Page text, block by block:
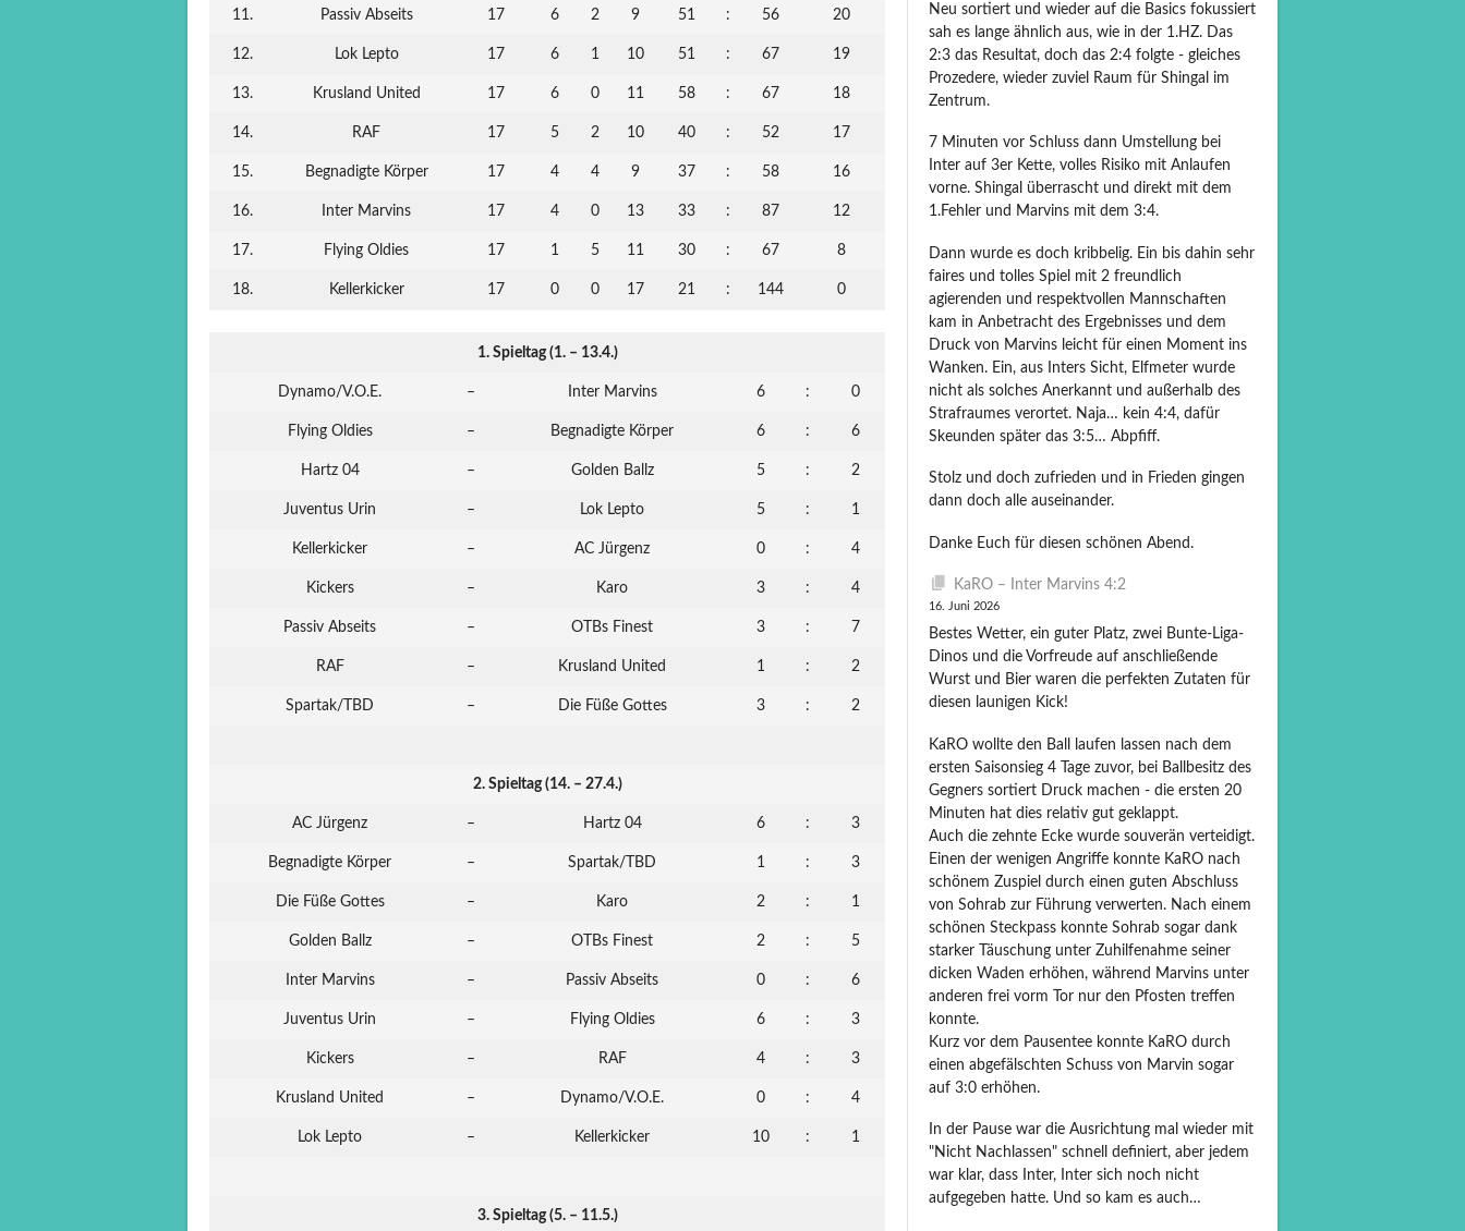
11. Passiv Abseits 17 6 2 9 51 : 56 20
12. Lok Lepto 17 6 1 10 51 : 67 19
13. Krusland United 17 6 0 11 58 : 67 18
14. RAF 17 5 2 10 40 : 52 17
15. Begnadigte Körper 17 4 4 9 37 : 58 16
16. Inter Marvins 17 4 0 13 33 : 87 12
17. Flying Oldies 17 1 5 11 30 : 67 8
18. Kellerkicker 17 0 0 17 21 : 144 0
1. Spieltag (1. – 13.4.)
Dynamo/V.O.E. – Inter Marvins 6 : 0
Flying Oldies – Begnadigte Körper 6 : 6
Hartz 04 – Golden Ballz 5 : 2
Juventus Urin – Lok Lepto 5 : 1
Kellerkicker – AC Jürgenz 0 : 4
Kickers – Karo 3 : 4
Passiv Abseits – OTBs Finest 3 : 7
RAF – Krusland United 1 : 2
Spartak/TBD – Die Füße Gottes 3 : 2
2. Spieltag (14. – 27.4.)
AC Jürgenz – Hartz 04 6 : 3
Begnadigte Körper – Spartak/TBD 1 : 3
Die Füße Gottes – Karo 2 : 1
Golden Ballz – OTBs Finest 2 : 5
Inter Marvins – Passiv Abseits 0 : 6
Juventus Urin – Flying Oldies 6 : 3
Kickers – RAF 4 : 3
Krusland United – Dynamo/V.O.E. 0 : 4
Lok Lepto – Kellerkicker 10 : 1
3. Spieltag (5. – 11.5.)
Neu sortiert und wieder auf die Basics fokussiert
sah es lange ähnlich aus, wie in der 1.HZ. Das
2:3 das Resultat, doch das 2:4 folgte - gleiches
Prozedere, wieder zuviel Raum für Shingal im
Zentrum.
7 Minuten vor Schluss dann Umstellung bei
Inter auf 3er Kette, volles Risiko mit Anlaufen
vorne. Shingal überrascht und direkt mit dem
1.Fehler und Marvins mit dem 3:4.
Dann wurde es doch kribbelig. Ein bis dahin sehr
faires und tolles Spiel mit 2 freundlich
agierenden und respektvollen Mannschaften
kam in Anbetracht des Ergebnisses und dem
Druck von Marvins leicht für einen Moment ins
Wanken. Ein, aus Inters Sicht, Elfmeter wurde
nicht als solches Anerkannt und außerhalb des
Strafraumes verortet. Naja… kein 4:4, dafür
Skeunden später das 3:5… Abpfiff.
Stolz und doch zufrieden und in Frieden gingen
dann doch alle auseinander.
Danke Euch für diesen schönen Abend.
KaRO – Inter Marvins 4:2
16. Juni 2026
Bestes Wetter, ein guter Platz, zwei Bunte-Liga-
Dinos und die Vorfreude auf anschließende
Wurst und Bier waren die perfekten Zutaten für
diesen launigen Kick!
KaRO wollte den Ball laufen lassen nach dem
ersten Saisonsieg 4 Tage zuvor, bei Ballbesitz des
Gegners sortiert Druck machen - die ersten 20
Minuten hat dies relativ gut geklappt.
Auch die zehnte Ecke wurde souverän verteidigt.
Einen der wenigen Angriffe konnte KaRO nach
schönem Zuspiel durch einen guten Abschluss
von Sohrab zur Führung verwerten. Nach einem
schönen Steckpass konnte Sohrab sogar dank
starker Täuschung unter Zuhilfenahme seiner
dicken Waden erhöhen, während Marvins unter
anderen frei vorm Tor nur den Pfosten treffen
konnte.
Kurz vor dem Pausentee konnte KaRO durch
einen abgefälschten Schuss von Marvin sogar
auf 3:0 erhöhen.
In der Pause war die Ausrichtung mal wieder mit
"Nicht Nachlassen" schnell definiert, aber jedem
war klar, dass Inter, Inter sich noch nicht
aufgegeben hatte. Und so kam es auch…